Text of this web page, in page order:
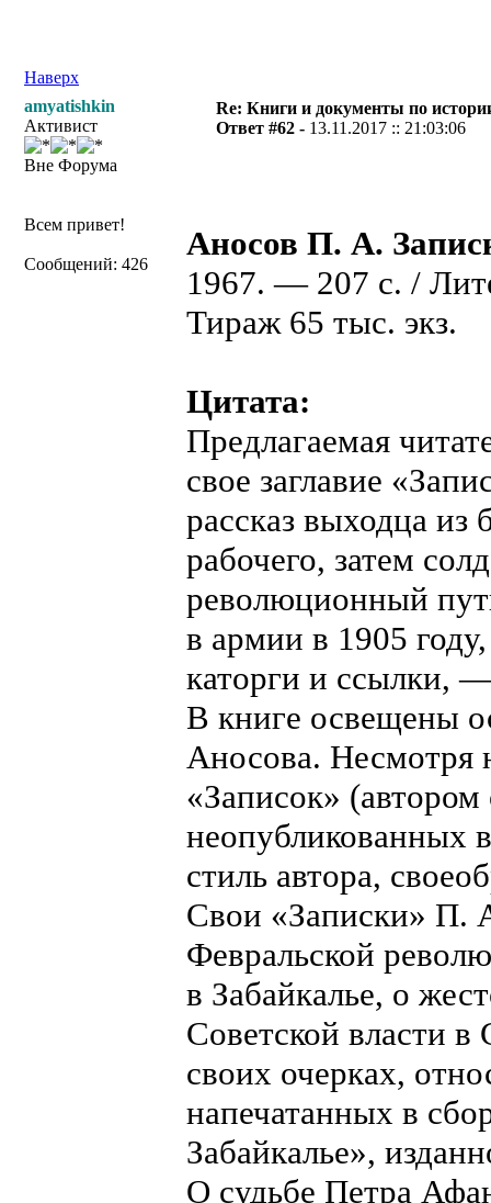
Наверх
amyatishkin
Активист
Вне Форума
Всем привет!
Сообщений: 426
Re: Книги и документы по
Ответ #62 - 13.11.2017 :: 21:03:06
Аносов П. А.
1967. — 207 с. /
Тираж 65 тыс. экз.
Цитата:
Предлагаемая
свое заглавие
рассказ выходца из
рабочего, затем
революционный
в армии в 1905
каторги и ссылки,
В книге освещены
Аносова. Несмотря
«Записок»
неопубликованных
стиль автора,
Свои «Записки» П.
Февральской
в Забайкалье, о
Советской власти
своих очерках,
напечатанных в
Забайкалье»,
О судьбе Петра